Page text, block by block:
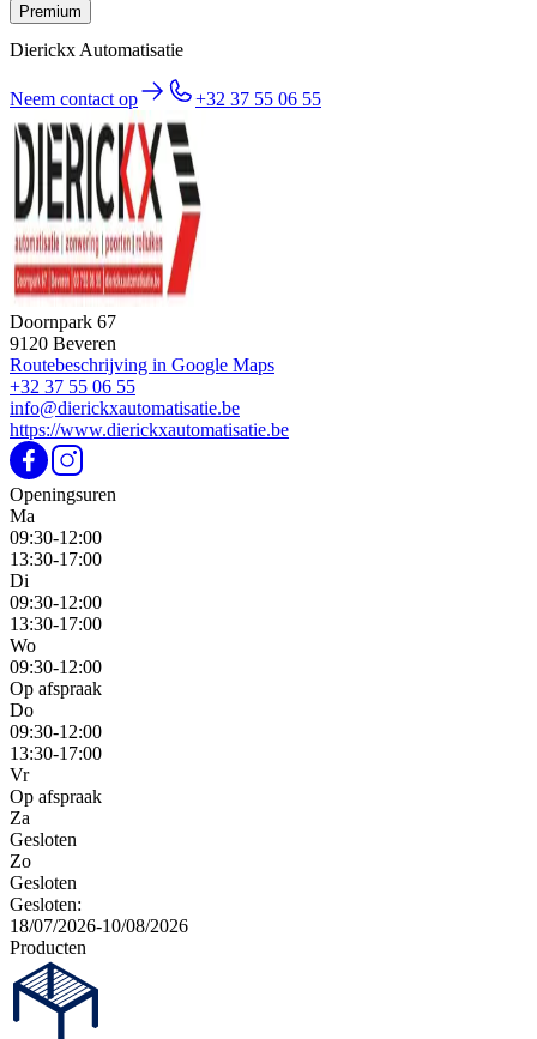
Premium
Dierickx Automatisatie
Neem contact op +32 37 55 06 55
Doornpark 67
9120 Beveren
Routebeschrijving in Google Maps
+32 37 55 06 55
info@dierickxautomatisatie.be
https://www.dierickxautomatisatie.be
Openingsuren
Ma
09:30-12:00
13:30-17:00
Di
09:30-12:00
13:30-17:00
Wo
09:30-12:00
Op afspraak
Do
09:30-12:00
13:30-17:00
Vr
Op afspraak
Za
Gesloten
Zo
Gesloten
Gesloten:
18/07/2026-10/08/2026
Producten